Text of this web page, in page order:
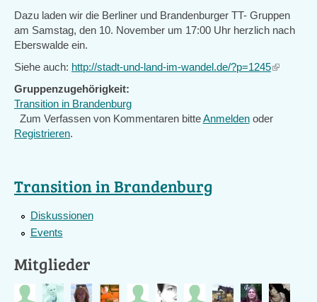
Dazu laden wir die Berliner und Brandenburger TT- Gruppen
am Samstag, den 10. November um 17:00 Uhr herzlich nach
Eberswalde ein.
Siehe auch: http://stadt-und-land-im-wandel.de/?p=1245(link
Gruppenzugehörigkeit:
Transition in Brandenburg
Zum Verfassen von Kommentaren bitteAnmeldenoder
Registrieren.
Transition in Brandenburg
Diskussionen
Events
Mitglieder